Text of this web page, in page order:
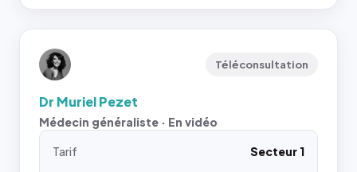
Téléconsultation
Dr Muriel Pezet
Médecin généraliste · En vidéo
Tarif
Secteur 1